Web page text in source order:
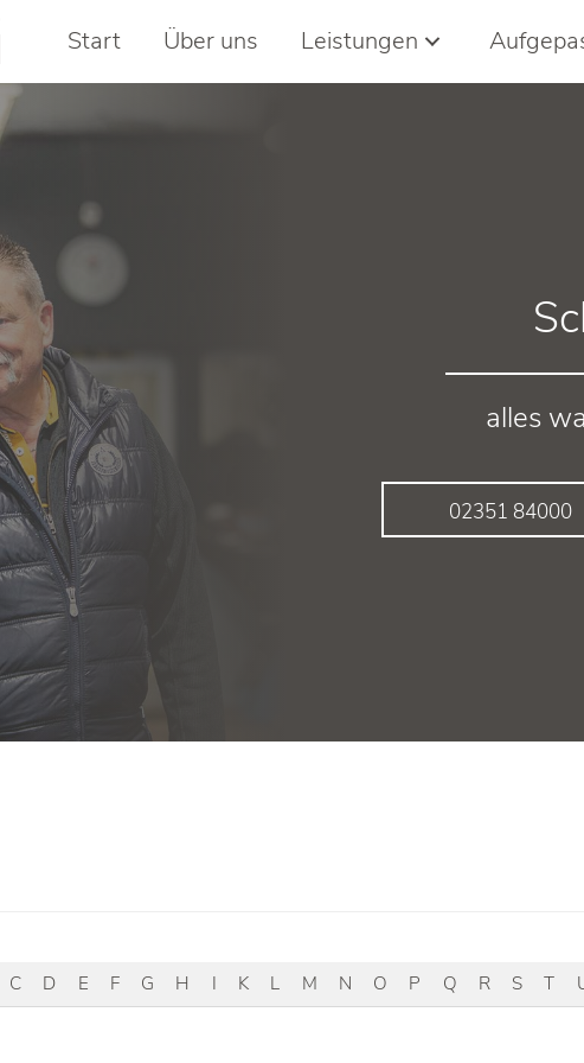
Start Über uns Leistungen
alles
02351 84000
C D E F G H I K L M N O P Q R S T